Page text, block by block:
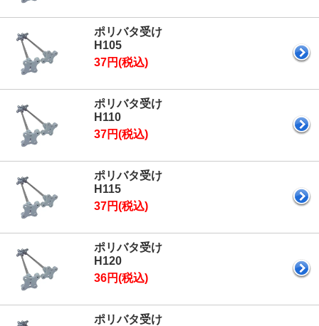
ポリバタ受け
H105
37円(税込)
ポリバタ受け
H110
37円(税込)
ポリバタ受け
H115
37円(税込)
ポリバタ受け
H120
36円(税込)
ポリバタ受け